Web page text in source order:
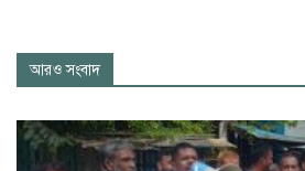
আরও সংবাদ